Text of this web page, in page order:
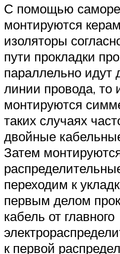
С помощью
монтируются
изоляторы
пути прокладки
параллельно
линии провода, то
монтируются
таких случаях
двойные
Затем
переходим к
первым делом
кабель от главного
к первой